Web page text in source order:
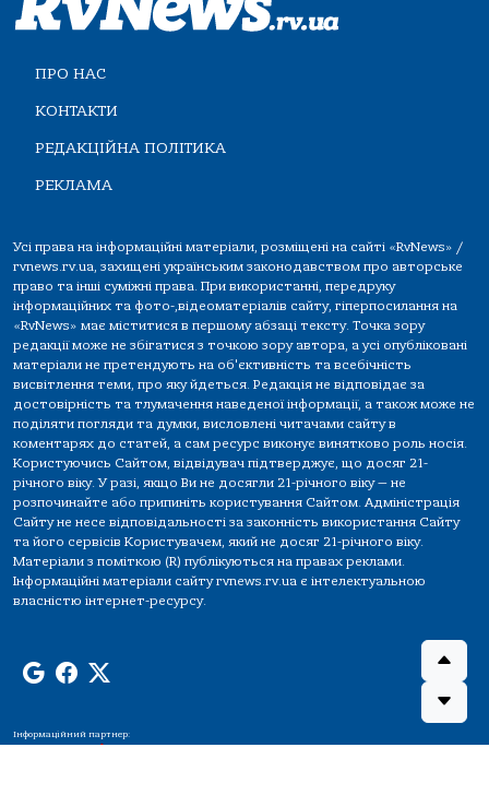
ПРО НАС
КОНТАКТИ
РЕДАКЦІЙНА ПОЛІТИКА
РЕКЛАМА
Усі права на інформаційні матеріали, розміщені на сайті «RvNews» /
rvnews.rv.ua, захищені українським законодавством про авторське
право та інші суміжні права. При використанні, передруку
інформаційних та фото-,відеоматеріалів сайту, гіперпосилання на
«RvNews» має міститися в першому абзаці тексту. Точка зору
редакції може не збігатися з точкою зору автора, а усі опубліковані
матеріали не претендують на об'єктивність та всебічність
висвітлення теми, про яку йдеться. Редакція не відповідає за
достовірність та тлумачення наведеної інформації, а також може не
поділяти погляди та думки, висловлені читачами сайту в
коментарях до статей, а сам ресурс виконує винятково роль носія.
Користуючись Сайтом, відвідувач підтверджує, що досяг 21-
річного віку. У разі, якщо Ви не досягли 21-річного віку — не
розпочинайте або припиніть користування Сайтом. Адміністрація
Сайту не несе відповідальності за законність використання Сайту
та його сервісів Користувачем, який не досяг 21-річного віку.
Матеріали з поміткою (R) публікуються на правах реклами.
Інформаційні матеріали сайту rvnews.rv.ua є інтелектуальною
власністю інтернет-ресурсу.
Інформаційний партнер: